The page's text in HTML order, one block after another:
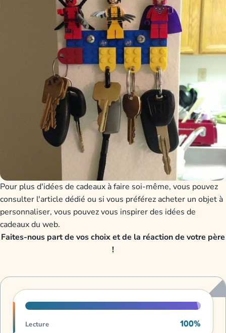
Pour plus d'idées de cadeaux à faire soi-même, vous pouvez
consulter l'article dédié ou si vous préférez acheter un objet à
personnaliser, vous pouvez vous inspirer des idées de
cadeaux du web.
Faites-nous part de vos choix et de la réaction de votre père
!
Progression de lecture
Lecture 100%